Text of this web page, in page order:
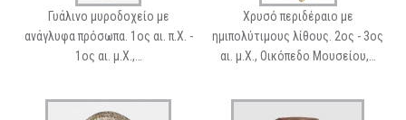
Γυάλινο μυροδοχείο με
ανάγλυφα πρόσωπα. 1ος αι. π.Χ. -
1ος αι. μ.Χ.,…
Χρυσό περιδέραιο με
ημιπολύτιμους λίθους. 2ος - 3ος
αι. μ.Χ., Οικόπεδο Μουσείου,…